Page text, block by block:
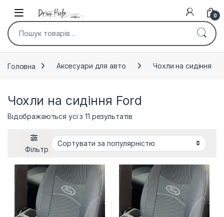
0
Шукати:
Головна Аксесуари для авто Чохли на сидіння
Чохли на сидіння Ford
Відображаються усі з 11 результатів
Фільтр